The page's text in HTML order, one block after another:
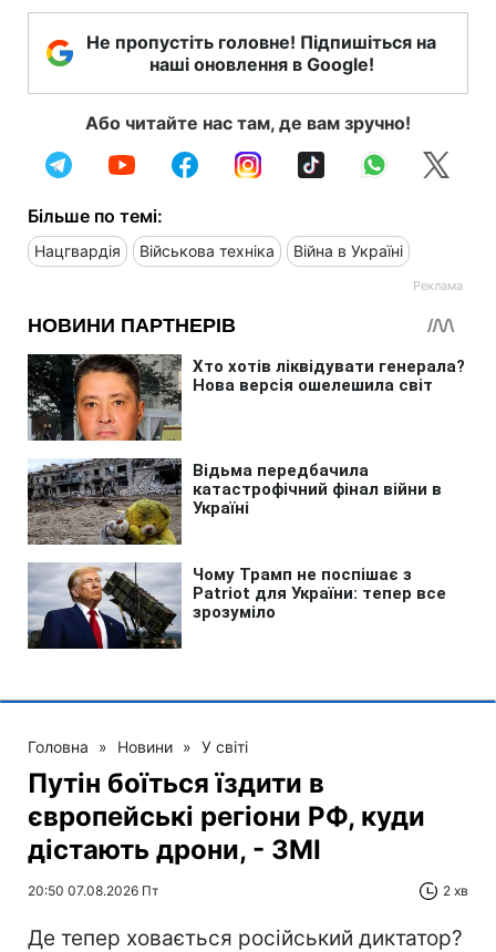
Не пропустіть головне! Підпишіться на
наші оновлення в Google!
Або читайте нас там, де вам зручно!
Більше по темі:
Нацгвардія Військова техніка Війна в Україні
Головна » Новини » У світі
Путін боїться їздити в
європейські регіони РФ, куди
дістають дрони, - ЗМІ
20:50 07.08.2026 Пт 2 хв
Де тепер ховається російський диктатор?